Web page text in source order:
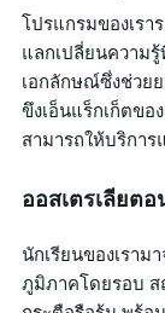
โปรแกรมของเรา
แลกเปลี่ยนความ
เอกลักษณ์ซึ่งช่วย
ขึงเอ็นแร็กเก็ตขอ
สามารถให้บริกา
ออสเตรเลียต
นักเรียนของเราม
ภูมิภาคโดยรอบ